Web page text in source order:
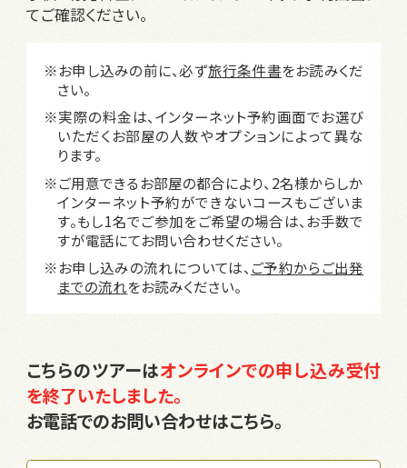
てご確認ください。
※お申し込みの前に、必ず旅行条件書をお読みくだ
さい。
※実際の料金は、インターネット予約画面でお選び
いただくお部屋の人数やオプションによって異な
ります。
※ご用意できるお部屋の都合により、2名様からしか
インターネット予約ができないコースもございま
す。もし1名でご参加をご希望の場合は、お手数で
すが電話にてお問い合わせください。
※お申し込みの流れについては、 ご予約からご出発
までの流れをお読みください。
こちらのツアーはオンラインでの申し込み受付
を終了いたしました。
お電話でのお問い合わせはこちら。